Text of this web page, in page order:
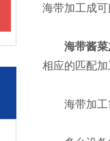
海带加工成
海带酱
相应的匹配
海带加工需